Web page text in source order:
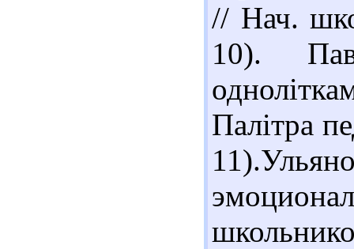
// Нач.
10).
Палітра